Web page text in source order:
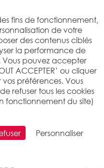
fins de fonctionnement,
de votre
des contenus ciblés
la performance de
pouvez accepter
ACCEPTER’ ou cliquer
vos préférences. Vous
refuser tous les cookies
fonctionnement du site)
Personnaliser